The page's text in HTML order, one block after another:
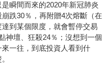
瞬間而來的2020年新冠肺炎
跌30％，再附贈4次熔斷（在
到某個限度，就會暫停交易
神壇、狂殺24％；沒想到一個
一往，到底投資人看到什